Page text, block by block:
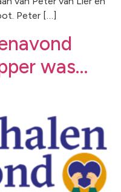
Peter […]
was…